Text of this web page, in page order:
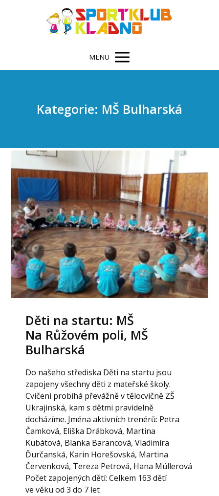
MENU
Kategorie: MŠ Bulharská
Děti na startu: MŠ
Na Růžovém poli, MŠ
Bulharská
Do našeho střediska Děti na startu jsou
zapojeny všechny děti z mateřské školy.
Cvičeni probíhá převážně v tělocvičně ZŠ
Ukrajinská, kam s dětmi pravidelně
docházíme. Jména aktivních trenérů: Petra
Čamková, Eliška Drábková, Martina
Kubátová, Blanka Barancová, Vladimíra
Ďurčanská, Karin Horešovská, Martina
Červenková, Tereza Petrová, Hana Müllerová
Počet zapojených dětí: Celkem 163 dětí
ve věku od 3 do 7 let